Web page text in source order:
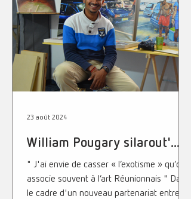
William Pougary silarout'...
" J'ai envie de casser « l’exotisme » qu’on
associe souvent à l’art Réunionnais " Dans
le cadre d'un nouveau partenariat entre...
23 août 2024